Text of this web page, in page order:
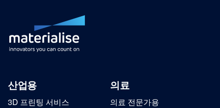
산업용
3D 프린팅 서비스
의료
의료 전문가용